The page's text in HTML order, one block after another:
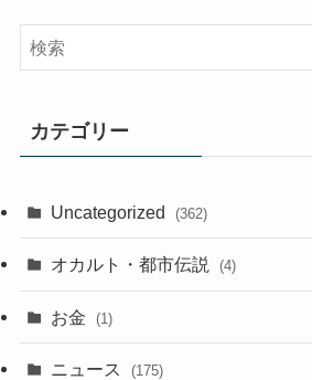
カテゴリー
Uncategorized (362)
オカルト・都市伝説 (4)
お金 (1)
ニュース (175)